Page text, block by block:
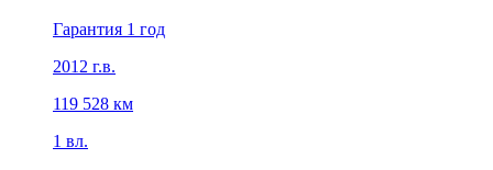
Гарантия 1 год
2012 г.в.
119 528 км
1 вл.